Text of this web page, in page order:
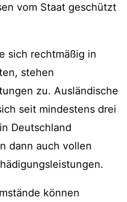
vom Staat geschützt
sich rechtmäßig in
stehen
zu. Ausländische
seit mindestens drei
Deutschland
dann auch vollen
können